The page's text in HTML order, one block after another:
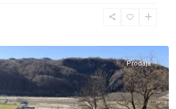
Prodaja